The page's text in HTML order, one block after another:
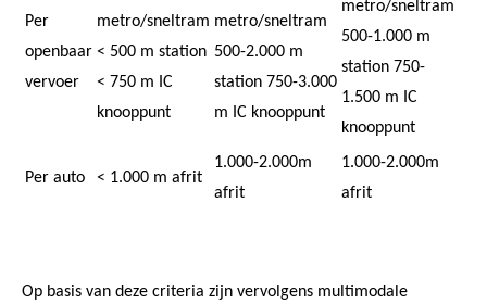
Per
openbaar
vervoer
metro/sneltram
< 500 m station
< 750 m IC
knooppunt
metro/sneltram
500-2.000 m
station 750-3.000
m IC knooppunt
metro/sneltram
500-1.000 m
station 750-
1.500 m IC
knooppunt
Per auto < 1.000 m afrit
1.000-2.000m
afrit
1.000-2.000m
afrit
Op basis van deze criteria zijn vervolgens multimodale